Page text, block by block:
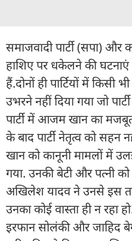
समाजवादी पार्टी (सपा)
हाशिए पर धकेलने की
हैं.दोनों ही पार्टियों में
उभरने नहीं दिया गया जो
पार्टी में आजम खान का
के बाद पार्टी नेतृत्व को
खान को कानूनी मामलों में
गया. उनकी बेटी और पत्नी
अखिलेश यादव ने उनसे इस
उनका कोई वास्ता ही न रहा
इरफान सोलंकी और जाहिद